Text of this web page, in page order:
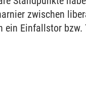
zwischen
Einfallstor bzw.